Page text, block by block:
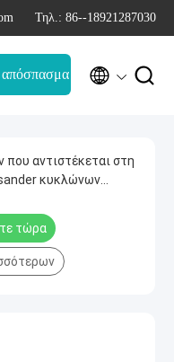
Τηλ.: 86--18921287030
 
αντιστέκεται στη
κυκλώνων
τώρα